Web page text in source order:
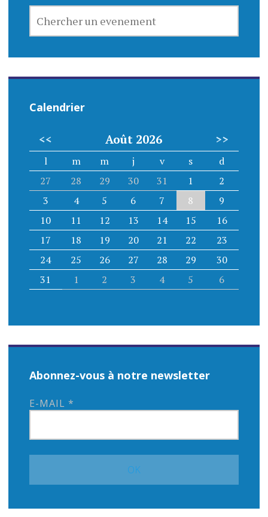
d
e
UN
Calendrier
<< Août 2026 >>
l m m j v s
d
27
28 29 30 31 1
2
3
4 5 6 7 8
9
10
11 12 13 14 15
16
17
18 19 20 21 22
23
24
25 26 27 28 29
30
31
1 2 3 4 5 6
Abonnez-vous à notre newsletter
E-MAIL *